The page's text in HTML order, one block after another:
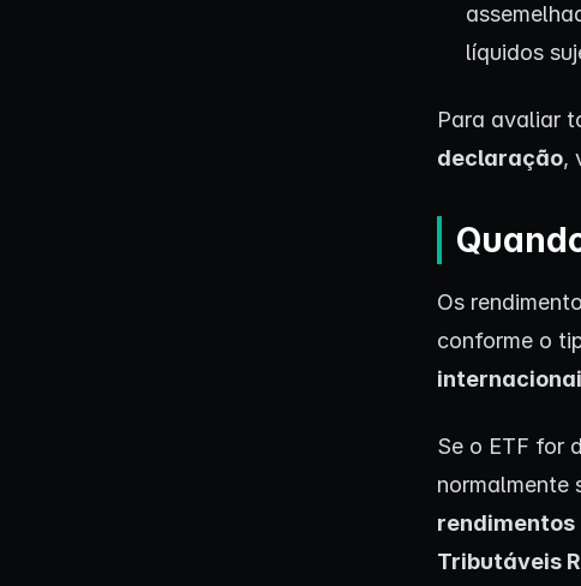
líquidos
Para avaliar
declaração,
Os
conforme o
Se o ETF for
normalmente
rendimentos
Tributáveis